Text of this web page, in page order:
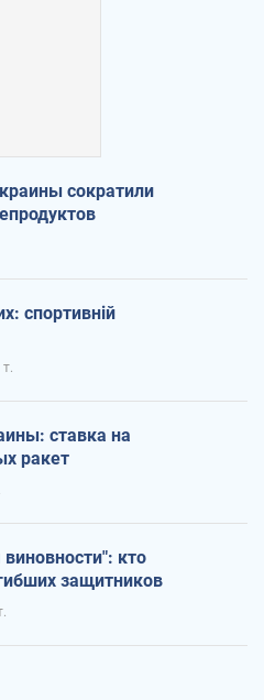
сократили
спортивній
ставка на
ракет
кто
защитников